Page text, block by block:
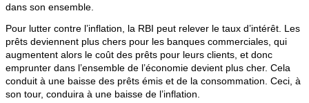
dans son ensemble.
Pour lutter contre l’inflation, la RBI peut relever le taux d’intérêt. Les
prêts deviennent plus chers pour les banques commerciales, qui
augmentent alors le coût des prêts pour leurs clients, et donc
emprunter dans l’ensemble de l’économie devient plus cher. Cela
conduit à une baisse des prêts émis et de la consommation. Ceci, à
son tour, conduira à une baisse de l’inflation.